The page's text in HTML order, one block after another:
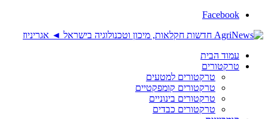
Facebook
עמוד הבית
טרקטורים
טרקטורים למטעים
טרקטורים קומפקטיים
טרקטורים בינוניים
טרקטורים כבדים